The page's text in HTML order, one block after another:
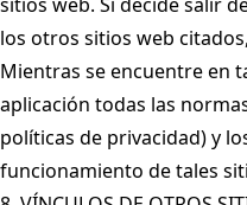
los otros sitios web
Mientras se encuentre en
aplicación todas las
políticas de privacidad) y
funcionamiento de tales